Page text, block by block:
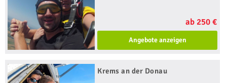
ab 250 €
Angebote anzeigen
Krems an der Donau